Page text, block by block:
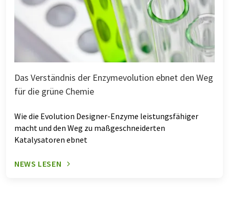
Das Verständnis der Enzymevolution ebnet den Weg
für die grüne Chemie
Wie die Evolution Designer-Enzyme leistungsfähiger
macht und den Weg zu maßgeschneiderten
Katalysatoren ebnet
NEWS LESEN